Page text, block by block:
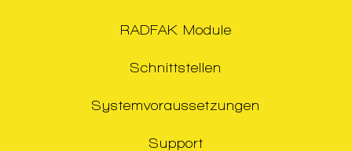
RADFAK Module
Schnittstellen
Systemvoraussetzungen
Support